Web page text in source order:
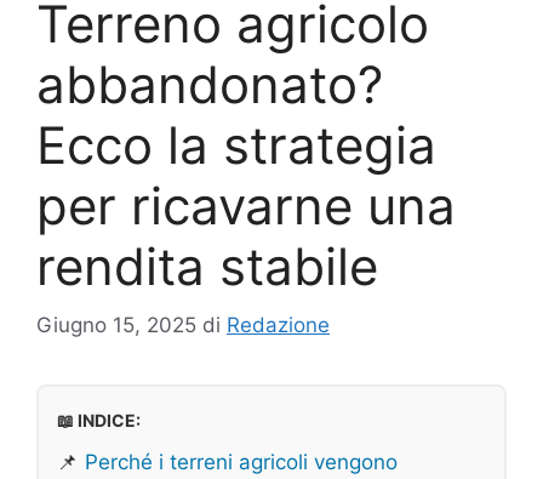
Terreno agricolo
abbandonato?
Ecco la strategia
per ricavarne una
rendita stabile
Giugno 15, 2025 di Redazione
📖 INDICE:
📌 Perché i terreni agricoli vengono